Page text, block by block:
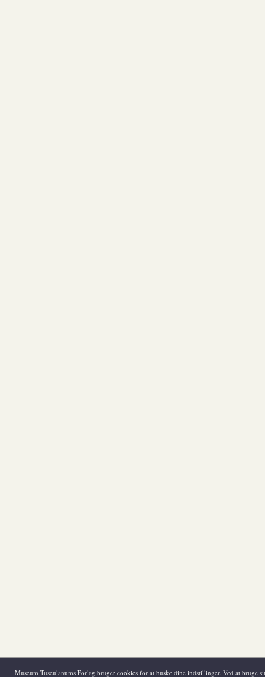
Museum Tusculanums Forlag bruger cookies for at huske dine indstillinger. Ved at bruge